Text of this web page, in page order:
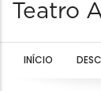
Teatro
INÍCIO